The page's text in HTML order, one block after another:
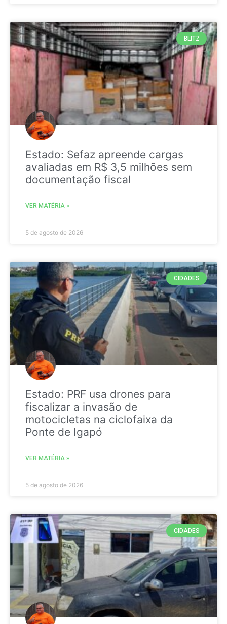
BLITZ
Estado: Sefaz apreende cargas
avaliadas em R$ 3,5 milhões sem
documentação fiscal
VER MATÉRIA »
5 de agosto de 2026
CIDADES
Estado: PRF usa drones para
fiscalizar a invasão de
motocicletas na ciclofaixa da
Ponte de Igapó
VER MATÉRIA »
5 de agosto de 2026
CIDADES